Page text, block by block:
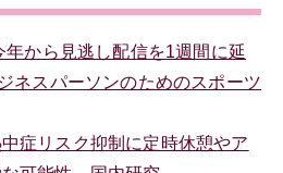
年から見逃し配信を1週間に延
ネスパーソンのためのスポーツ
症リスク抑制に定時休憩やア